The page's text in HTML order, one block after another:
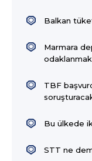
Balkan
Marmara
odaklanmak
TBF
Bu ülkede
STT ne